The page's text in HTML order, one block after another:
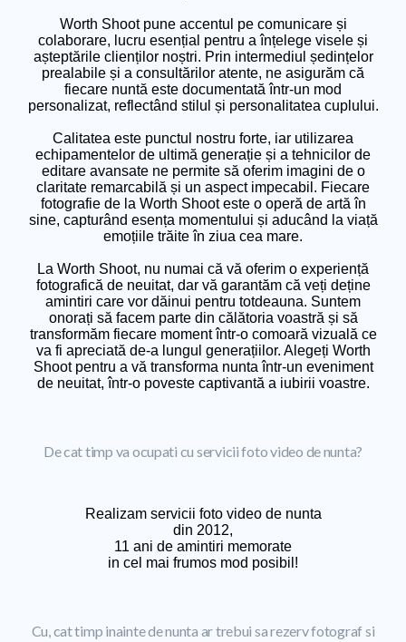
Worth Shoot pune accentul pe comunicare și
colaborare, lucru esențial pentru a înțelege visele și
așteptările clienților noștri. Prin intermediul ședințelor
prealabile și a consultărilor atente, ne asigurăm că
fiecare nuntă este documentată într-un mod
personalizat, reflectând stilul și personalitatea cuplului.
Calitatea este punctul nostru forte, iar utilizarea
echipamentelor de ultimă generație și a tehnicilor de
editare avansate ne permite să oferim imagini de o
claritate remarcabilă și un aspect impecabil. Fiecare
fotografie de la Worth Shoot este o operă de artă în
sine, capturând esența momentului și aducând la viață
emoțiile trăite în ziua cea mare.
La Worth Shoot, nu numai că vă oferim o experiență
fotografică de neuitat, dar vă garantăm că veți deține
amintiri care vor dăinui pentru totdeauna. Suntem
onorați să facem parte din călătoria voastră și să
transformăm fiecare moment într-o comoară vizuală ce
va fi apreciată de-a lungul generațiilor. Alegeți Worth
Shoot pentru a vă transforma nunta într-un eveniment
de neuitat, într-o poveste captivantă a iubirii voastre.
De cat timp va ocupati cu servicii foto video de nunta?
Realizam servicii foto video de nunta
din 2012,
11 ani de amintiri memorate
in cel mai frumos mod posibil!
Cu, cat timp inainte de nunta ar trebui sa rezerv fotograf si